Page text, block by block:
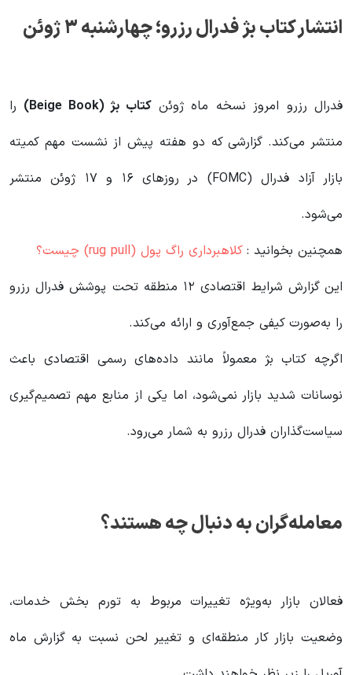
انتشار کتاب بژ فدرال رزرو؛ چهارشنبه ۳ ژوئن
فدرال رزرو امروز نسخه ماه ژوئنکتاب بژ (Beige Book)
را
منتشر می‌کند. گزارشی که دو هفته پیش از نشست مهم کمیته
بازار آزاد فدرال (FOMC) در روزهای ۱۶ و ۱۷ ژوئن منتشر
می‌شود.
همچنین بخوانید : کلاهبرداری راگ پول (rug pull) چیست؟
این گزارش شرایط اقتصادی ۱۲ منطقه تحت پوشش فدرال رزرو
را به‌صورت کیفی جمع‌آوری و ارائه می‌کند.
اگرچه کتاب بژ معمولاً مانند داده‌های رسمی اقتصادی باعث
نوسانات شدید بازار نمی‌شود، اما یکی از منابع مهم تصمیم‌گیری
سیاست‌گذاران فدرال رزرو به شمار می‌رود.
معامله‌گران به دنبال چه هستند؟
فعالان بازار به‌ویژه تغییرات مربوط به تورم بخش خدمات،
وضعیت بازار کار منطقه‌ای و تغییر لحن نسبت به گزارش ماه